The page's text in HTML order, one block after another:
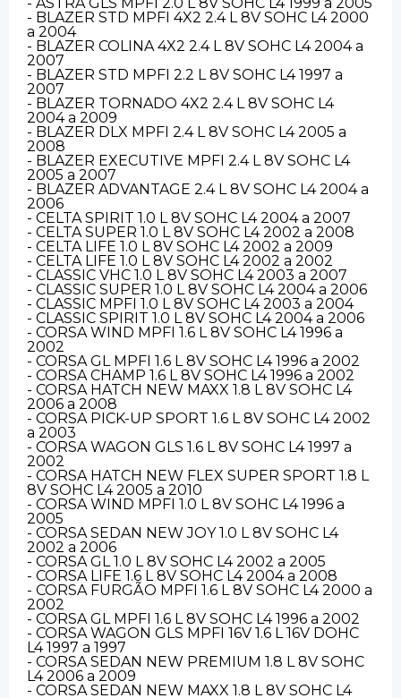
- BLAZER STD MPFI 4X2 2.4 L 8V SOHC L4 2000
a 2004
- BLAZER COLINA 4X2 2.4 L 8V SOHC L4 2004 a
2007
- BLAZER STD MPFI 2.2 L 8V SOHC L4 1997 a
2007
- BLAZER TORNADO 4X2 2.4 L 8V SOHC L4
2004 a 2009
- BLAZER DLX MPFI 2.4 L 8V SOHC L4 2005 a
2008
- BLAZER EXECUTIVE MPFI 2.4 L 8V SOHC L4
2005 a 2007
- BLAZER ADVANTAGE 2.4 L 8V SOHC L4 2004 a
2006
- CELTA SPIRIT 1.0 L 8V SOHC L4 2004 a 2007
- CELTA SUPER 1.0 L 8V SOHC L4 2002 a 2008
- CELTA LIFE 1.0 L 8V SOHC L4 2002 a 2009
- CELTA LIFE 1.0 L 8V SOHC L4 2002 a 2002
- CLASSIC VHC 1.0 L 8V SOHC L4 2003 a 2007
- CLASSIC SUPER 1.0 L 8V SOHC L4 2004 a 2006
- CLASSIC MPFI 1.0 L 8V SOHC L4 2003 a 2004
- CLASSIC SPIRIT 1.0 L 8V SOHC L4 2004 a 2006
- CORSA WIND MPFI 1.6 L 8V SOHC L4 1996 a
2002
- CORSA GL MPFI 1.6 L 8V SOHC L4 1996 a 2002
- CORSA CHAMP 1.6 L 8V SOHC L4 1996 a 2002
- CORSA HATCH NEW MAXX 1.8 L 8V SOHC L4
2006 a 2008
- CORSA PICK-UP SPORT 1.6 L 8V SOHC L4 2002
a 2003
- CORSA WAGON GLS 1.6 L 8V SOHC L4 1997 a
2002
- CORSA HATCH NEW FLEX SUPER SPORT 1.8 L
8V SOHC L4 2005 a 2010
- CORSA WIND MPFI 1.0 L 8V SOHC L4 1996 a
2005
- CORSA SEDAN NEW JOY 1.0 L 8V SOHC L4
2002 a 2006
- CORSA GL 1.0 L 8V SOHC L4 2002 a 2005
- CORSA LIFE 1.6 L 8V SOHC L4 2004 a 2008
- CORSA FURGÃO MPFI 1.6 L 8V SOHC L4 2000 a
2002
- CORSA GL MPFI 1.6 L 8V SOHC L4 1996 a 2002
- CORSA WAGON GLS MPFI 16V 1.6 L 16V DOHC
L4 1997 a 1997
- CORSA SEDAN NEW PREMIUM 1.8 L 8V SOHC
L4 2006 a 2009
- CORSA SEDAN NEW MAXX 1.8 L 8V SOHC L4